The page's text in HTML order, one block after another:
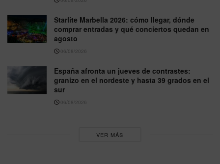
Starlite Marbella 2026: cómo llegar, dónde
comprar entradas y qué conciertos quedan en
agosto
06/08/2026
España afronta un jueves de contrastes:
granizo en el nordeste y hasta 39 grados en el
sur
06/08/2026
VER MÁS